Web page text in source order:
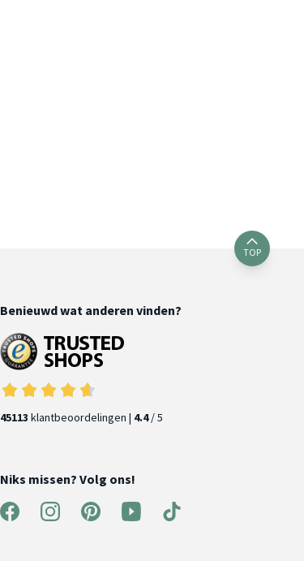
TOP
Benieuwd wat anderen vinden?
45113 klantbeoordelingen | 4.4/ 5
Niks missen? Volg ons!